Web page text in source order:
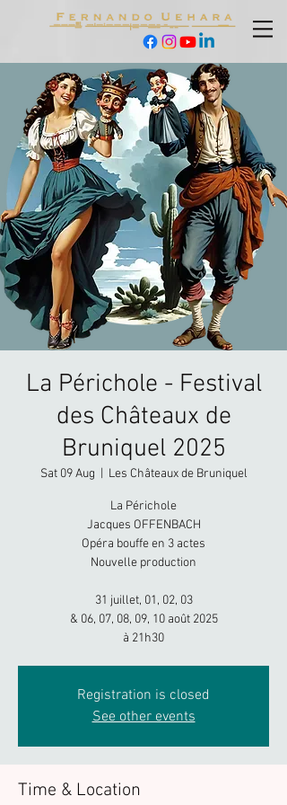
La Périchole - Festival
des Châteaux de
Bruniquel 2025
Sat 09 Aug Les Châteaux de Bruniquel
La Périchole
Jacques OFFENBACH​
Opéra bouffe en 3 actes
Nouvelle production
31 juillet, 01, 02, 03
& 06, 07, 08, 09, 10 août 2025
à 21h30
Registration is closed
See other events
Time & Location